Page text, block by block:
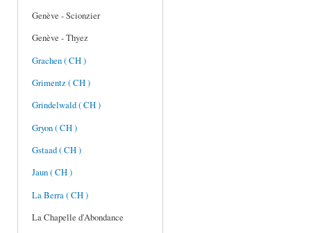
Genève - Scionzier
Genève - Thyez
Grachen ( CH )
Grimentz ( CH )
Grindelwald ( CH )
Gryon ( CH )
Gstaad ( CH )
Jaun ( CH )
La Berra ( CH )
La Chapelle d'Abondance